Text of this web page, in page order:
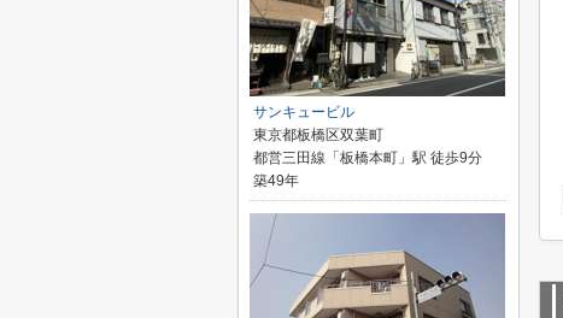
サンキュービル
東京都板橋区双葉町
都営三田線「板橋本町」駅 徒歩9分
築49年